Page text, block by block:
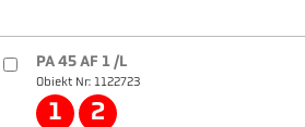
PA 45 AF 1 /L
Obiekt Nr: 1122723
1 2